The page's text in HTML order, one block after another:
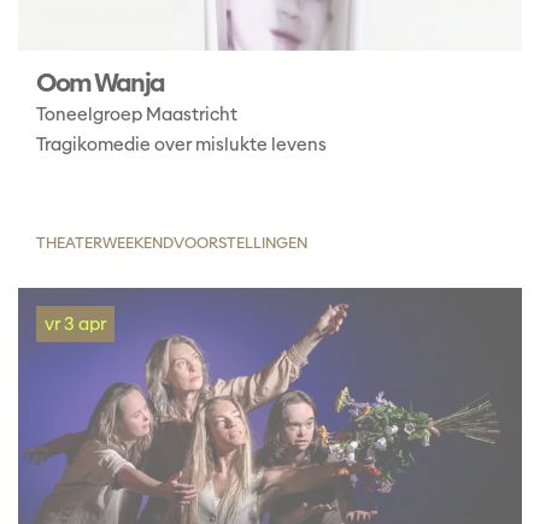
Oom Wanja
Toneelgroep Maastricht
Tragikomedie over mislukte levens
THEATERWEEKENDVOORSTELLINGEN
vr 3 apr